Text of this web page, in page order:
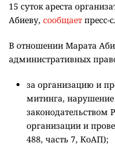
15 суток ареста
Абиеву, сообщает пресс-
В отношении Марата
административных
за организацию и
митинга, нарушение
законодательством
организации и
488, часть 7, КоАП);